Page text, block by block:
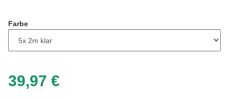
Farbe
39,97 €